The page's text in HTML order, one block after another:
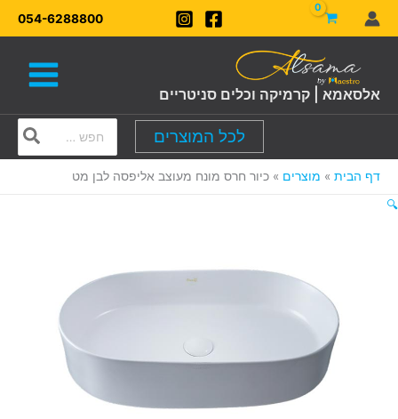
דילוג
לתוכן
054-6288800
אלסאמא | קרמיקה וכלים סניטריים
לכל המוצרים
for:
דף הבית מוצרים
כיור חרס מונח מעוצב אליפסה לבן מט
🔍